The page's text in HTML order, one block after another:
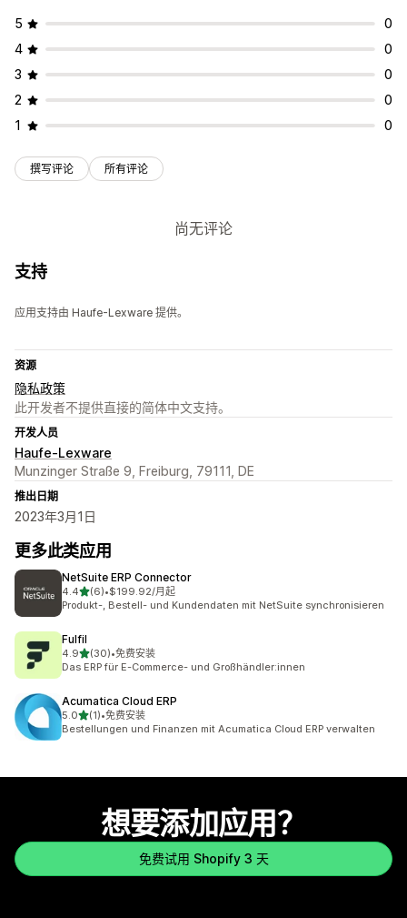
5
0
4
0
3
0
2
0
1
0
撰写评论 所有评论
尚无评论
支持
应用支持由 Haufe-Lexware 提供。
资源
隐私政策
此开发者不提供直接的简体中文支持。
开发人员
Haufe-Lexware
Munzinger Straße 9, Freiburg, 79111, DE
推出日期
2023年3月1日
更多此类应用
NetSuite ERP Connector
4.4星（满分 5 星）
(6)
总共 6 条评论
•$199.92/月起
Produkt-, Bestell- und Kundendaten mit NetSuite synchronisieren
Fulfil
4.9星（满分 5 星）
(30)
总共 30 条评论
•免费安装
Das ERP für E-Commerce- und Großhändler:innen
Acumatica Cloud ERP
5.0星（满分 5 星）
(1)
总共 1 条评论
•免费安装
Bestellungen und Finanzen mit Acumatica Cloud ERP verwalten
想要添加应用？
免费试用 Shopify 3 天